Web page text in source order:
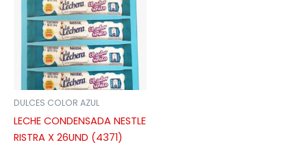
DULCES COLOR AZUL
LECHE CONDENSADA NESTLE
RISTRA X 26UND (4371)